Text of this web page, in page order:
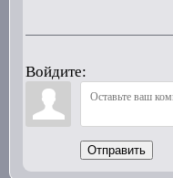
Войдите:
Отправить